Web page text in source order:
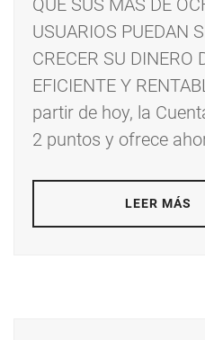
QUE SUS MÁS DE
USUARIOS PUEDAN
CRECER SU DINERO
EFICIENTE Y
partir de hoy, la
2 puntos y ofrece
LEER MÁS